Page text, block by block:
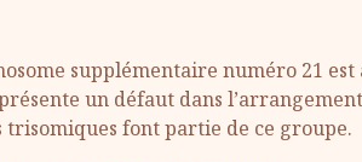
supplémentaire numéro 21
un défaut dans
trisomiques font partie de ce groupe.